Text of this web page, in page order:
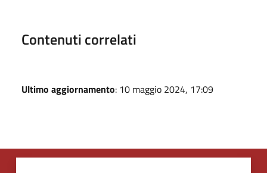
Contenuti correlati
Ultimo aggiornamento: 10 maggio 2024, 17:09